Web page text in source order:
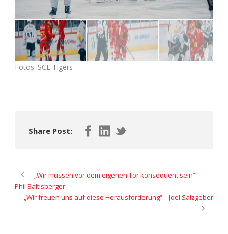
Fotos: SCL Tigers
Share Post:
„Wir müssen vor dem eigenen Tor konsequent sein“ –
Phil Baltisberger
„Wir freuen uns auf diese Herausforderung“ – Joel Salzgeber